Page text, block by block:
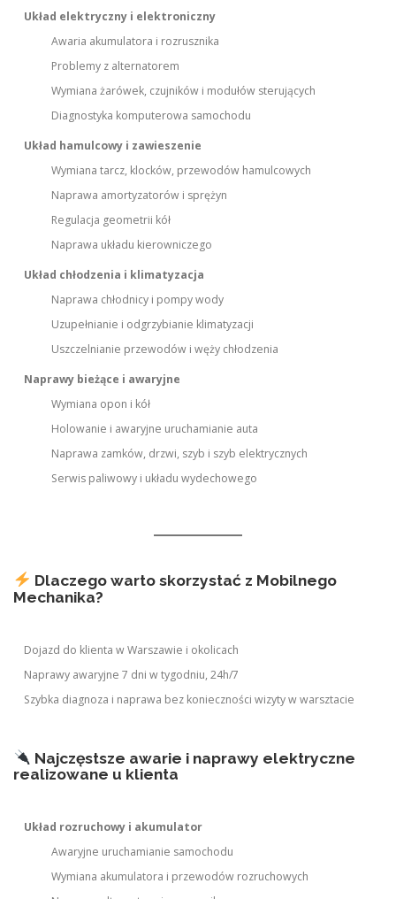
Układ elektryczny i elektroniczny
Awaria akumulatora i rozrusznika
Problemy z alternatorem
Wymiana żarówek, czujników i modułów sterujących
Diagnostyka komputerowa samochodu
Układ hamulcowy i zawieszenie
Wymiana tarcz, klocków, przewodów hamulcowych
Naprawa amortyzatorów i sprężyn
Regulacja geometrii kół
Naprawa układu kierowniczego
Układ chłodzenia i klimatyzacja
Naprawa chłodnicy i pompy wody
Uzupełnianie i odgrzybianie klimatyzacji
Uszczelnianie przewodów i węży chłodzenia
Naprawy bieżące i awaryjne
Wymiana opon i kół
Holowanie i awaryjne uruchamianie auta
Naprawa zamków, drzwi, szyb i szyb elektrycznych
Serwis paliwowy i układu wydechowego
Dlaczego warto skorzystać z Mobilnego
Mechanika?
Dojazd do klienta w Warszawie i okolicach
Naprawy awaryjne 7 dni w tygodniu, 24h/7
Szybka diagnoza i naprawa bez konieczności wizyty w warsztacie
Najczęstsze awarie i naprawy elektryczne
realizowane u klienta
Układ rozruchowy i akumulator
Awaryjne uruchamianie samochodu
Wymiana akumulatora i przewodów rozruchowych